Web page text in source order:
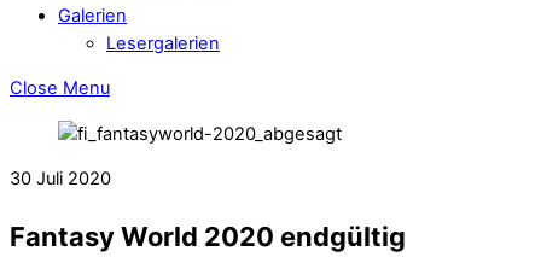
Galerien
Lesergalerien
Close Menu
30 Juli 2020
Fantasy World 2020 endgültig